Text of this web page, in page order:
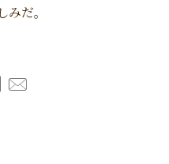
だ。